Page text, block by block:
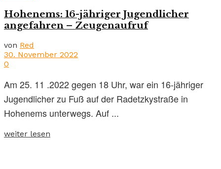
Hohenems: 16-jähriger Jugendlicher
angefahren – Zeugenaufruf
von Red
30. November 2022
0
Am 25. 11 .2022 gegen 18 Uhr, war ein 16-jähriger
Jugendlicher zu Fuß auf der Radetzkystraße in
Hohenems unterwegs. Auf ...
weiter lesen